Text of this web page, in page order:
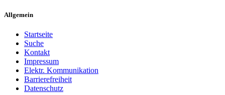
Allgemein
Startseite
Suche
Kontakt
Impressum
Elektr. Kommunikation
Barrierefreiheit
Datenschutz